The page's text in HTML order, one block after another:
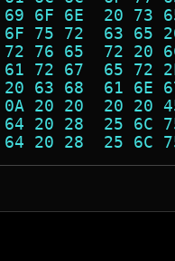
6F 6E  20
75 72  63
76 65  72
72 67  65
63 68  61
20 20  20
20 28  25
6F 70